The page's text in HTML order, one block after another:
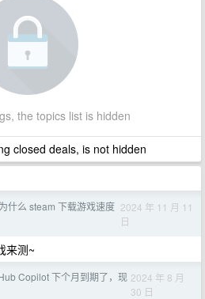
the topics list is hidden
closed deals, is not hidden
为什么 steam 下载游戏速度 2024 年 11 月 11
日
来测~
Copilot 下个月到期了，现 2024 年 8 月
30 日